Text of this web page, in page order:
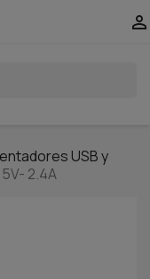

USB y
5V- 2.4A